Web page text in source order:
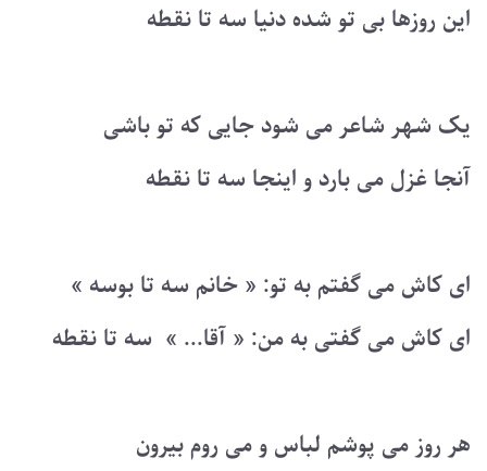
این روزها بی تو شده دنیا سه تا نقطه
یک شهر شاعر می شود جایی که تو باشی
آنجا غزل می بارد و اینجا سه تا نقطه
ای کاش می گفتم به تو: « خانم سه تا بوسه »
ای کاش می گفتی به من: « آقا... » سه تا نقطه
هر روز می پوشم لباس و می روم بیرون